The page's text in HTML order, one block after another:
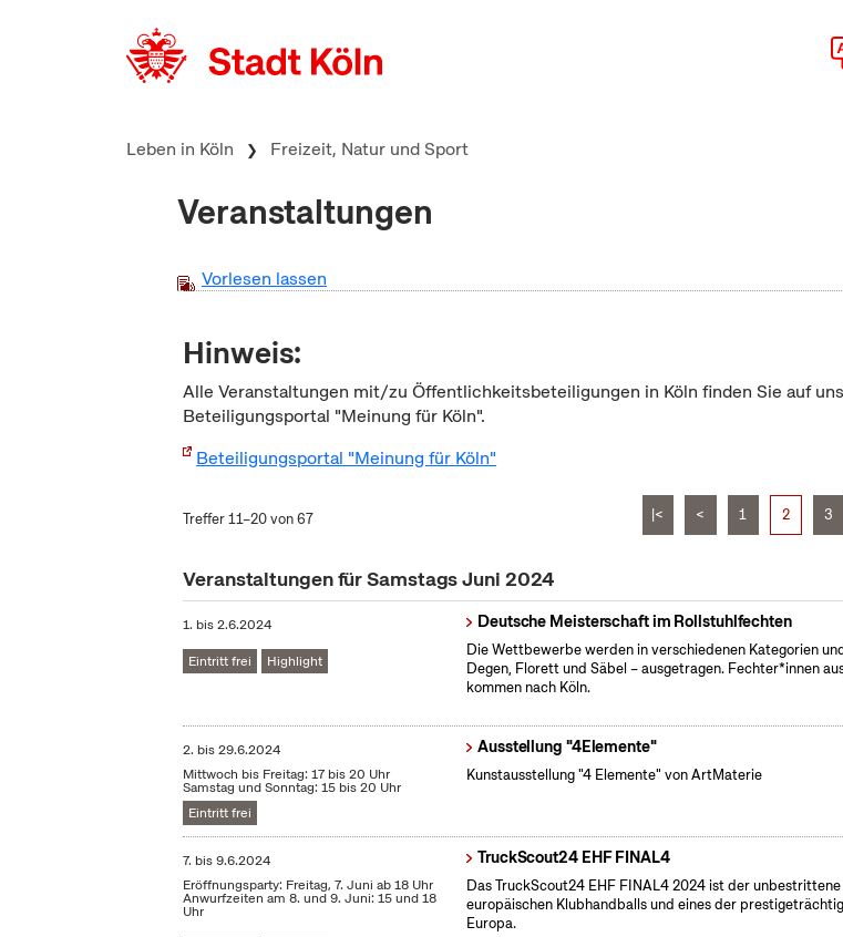
Leben in Köln Freizeit, Natur und Sport
Veranstaltungen
Vorlesen lassen
Hinweis:
Alle Veranstaltungen mit/zu Öffentlichkeitsbeteiligungen in Köln finden Sie auf
Beteiligungsportal "Meinung für Köln".
Beteiligungsportal "Meinung für Köln"
Treffer 11–20 von 67 |< < 1 2 3
Veranstaltungen für Samstags Juni 2024
1. bis2.6.2024
Eintritt frei Highlight
Deutsche Meisterschaft im Rollstuhlfechten
Die Wettbewerbe werden in verschiedenen Kategorien
Degen, Florett und Säbel – ausgetragen. Fechter*innen
kommen nach Köln.
2. bis29.6.2024
Mittwoch bis Freitag: 17 bis 20 Uhr
Samstag und Sonntag: 15 bis 20 Uhr
Eintritt frei
Ausstellung "4Elemente"
Kunstausstellung "4 Elemente" von ArtMaterie
7. bis9.6.2024
Eröffnungsparty: Freitag, 7. Juni ab 18 Uhr
Anwurfzeiten am 8. und 9. Juni: 15 und 18
Uhr
TruckScout24 EHF FINAL4
Das TruckScout24 EHF FINAL4 2024 ist der
europäischen Klubhandballs und eines der
Europa.